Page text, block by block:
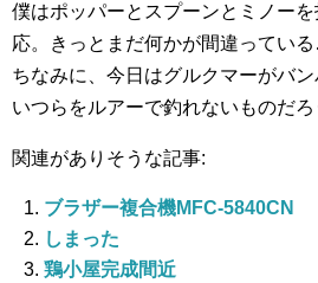
僕はポッパーとスプーンとミノー
応。きっとまだ何かが間違ってい
ちなみに、今日はグルクマーがバ
いつらをルアーで釣れないものだ
関連がありそうな記事:
ブラザー複合機MFC-5840CN
しまった
鶏小屋完成間近